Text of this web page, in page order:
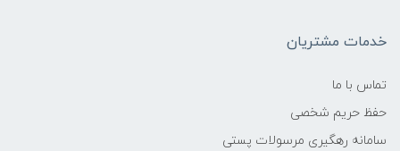
خدمات مشتریان
تماس با ما
حفظ حریم شخصی
سامانه رهگیری مرسولات پستی